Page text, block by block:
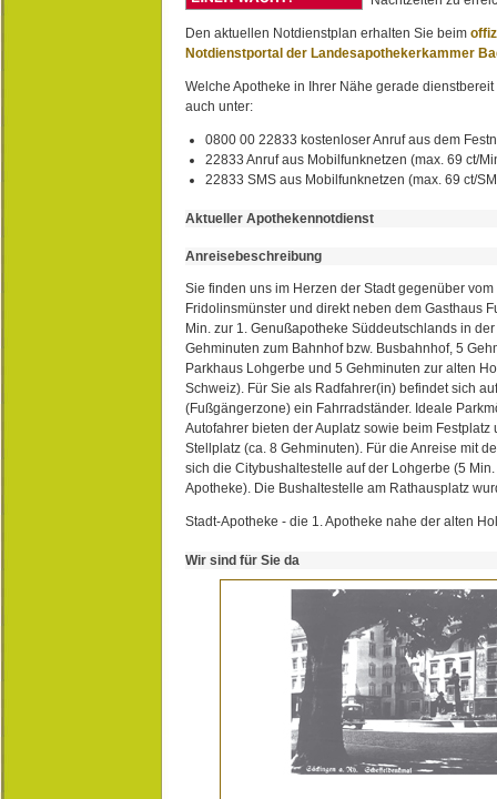
Den aktuellen Notdienstplan erhalten Sie beim
Notdienstportal der Landesapothekerkammer
Welche Apotheke in Ihrer Nähe gerade
auch unter:
0800 00 22833 kostenloser Anruf aus dem
22833 Anruf aus Mobilfunknetzen (max. 69 ct/
22833 SMS aus Mobilfunknetzen (max. 69 ct/
Aktueller Apothekennotdienst
Anreisebeschreibung
Sie finden uns im Herzen der Stadt gegenüber
Fridolinsmünster und direkt neben dem Gasthaus
Min. zur 1. Genußapotheke Süddeutschlands in
Gehminuten zum Bahnhof bzw. Busbahnhof, 5
Parkhaus Lohgerbe und 5 Gehminuten zur alten
Schweiz). Für Sie als Radfahrer(in) befindet sich
(Fußgängerzone) ein Fahrradständer. Ideale
Autofahrer bieten der Auplatz sowie beim Festplatz
Stellplatz (ca. 8 Gehminuten). Für die Anreise mit
sich die Citybushaltestelle auf der Lohgerbe (5
Apotheke). Die Bushaltestelle am Rathausplatz
Stadt-Apotheke - die 1. Apotheke nahe der alten
Wir sind für Sie da